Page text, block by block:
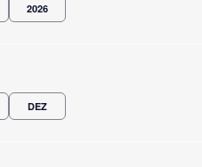
2026
DEZ